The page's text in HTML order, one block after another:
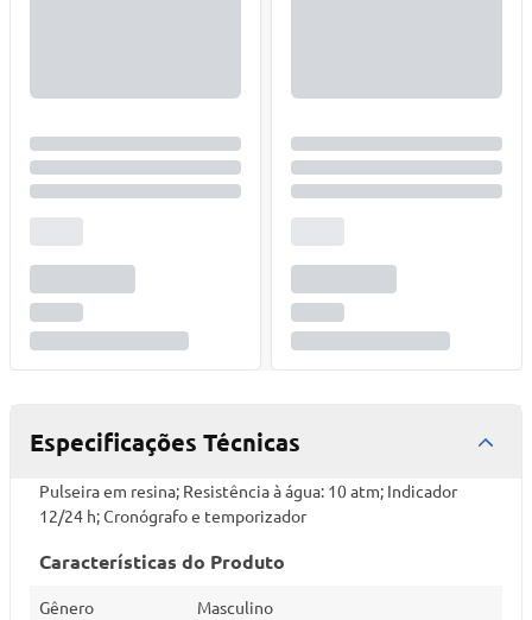
Especificações Técnicas
Pulseira em resina; Resistência à água: 10 atm; Indicador
12/24 h; Cronógrafo e temporizador
Características do Produto
Gênero Masculino